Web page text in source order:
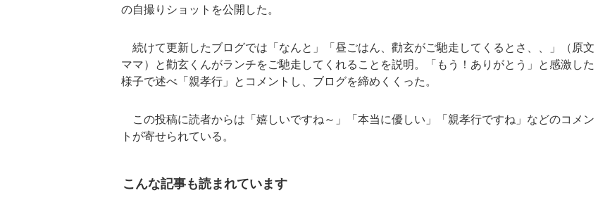
の自撮りショットを公開した。
続けて更新したブログでは「なんと」「昼ごはん、勸玄がご馳走してくるとさ、、」（原文
ママ）と勸玄くんがランチをご馳走してくれることを説明。「もう！ありがとう」と感激した
様子で述べ「親孝行」とコメントし、ブログを締めくくった。
この投稿に読者からは「嬉しいですね～」「本当に優しい」「親孝行ですね」などのコメン
トが寄せられている。
こんな記事も読まれています